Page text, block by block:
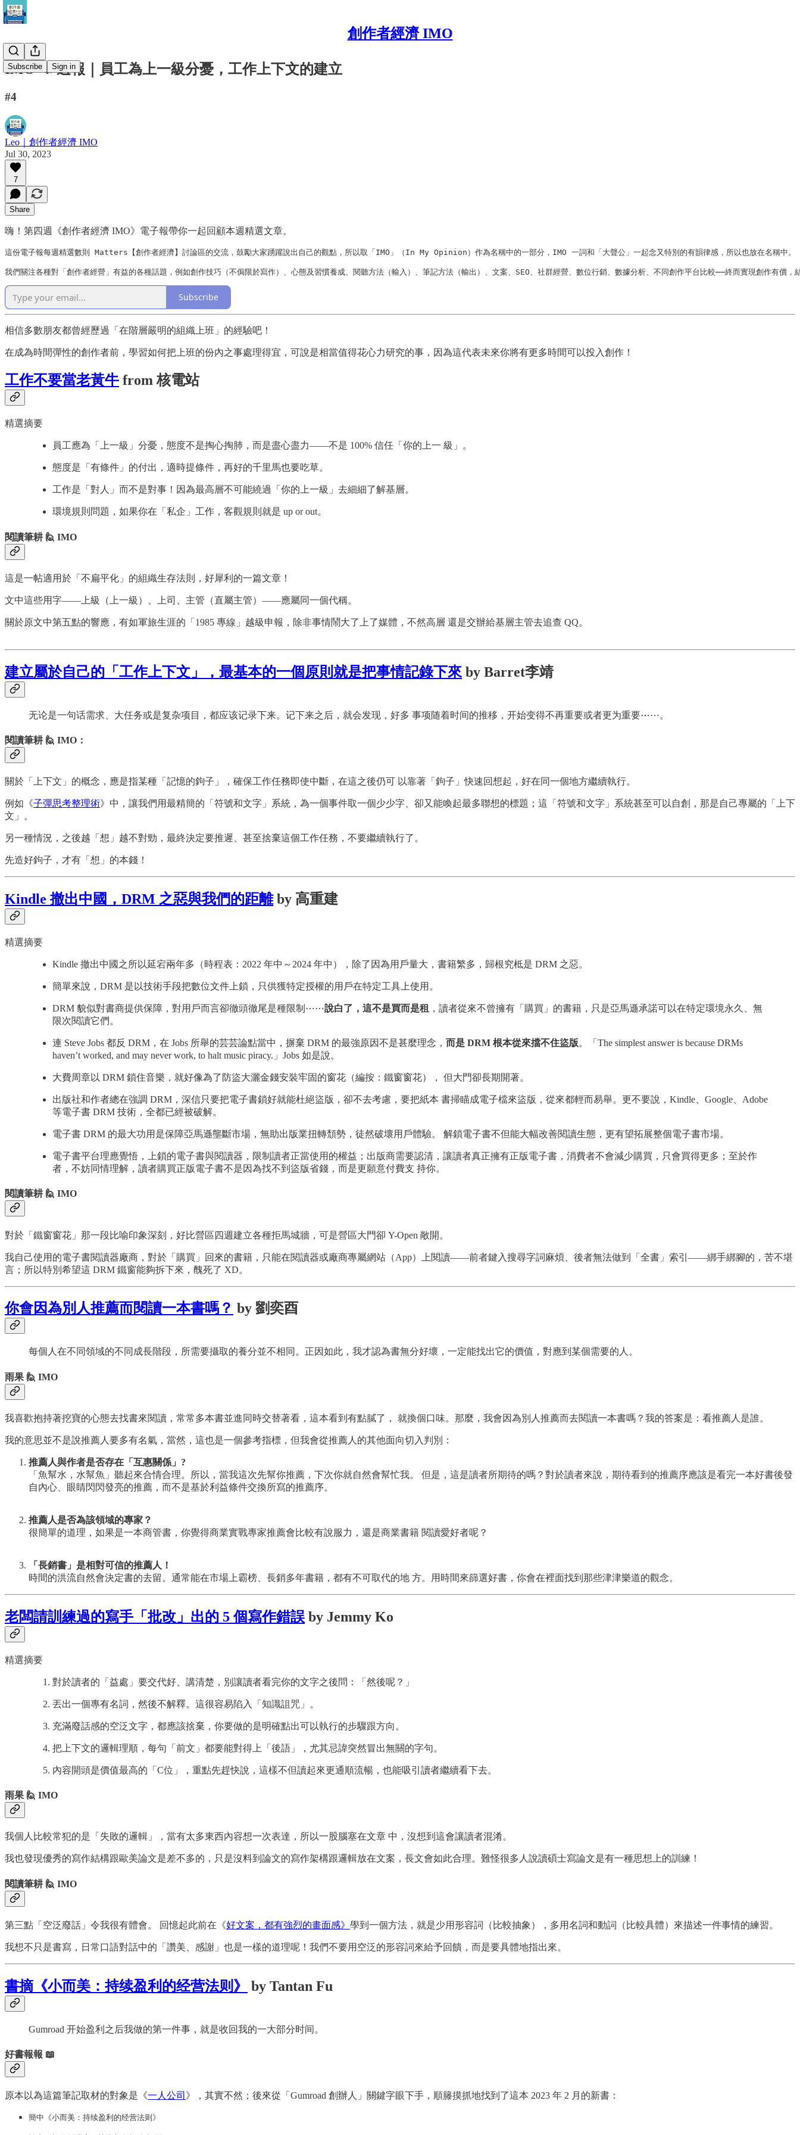
創作者經濟 IMO
Subscribe Sign in
IMO 📣 週報｜員工為上一級分憂，工作上下文的建立
#4
Leo｜創作者經濟 IMO
Jul 30, 2023
7
Share
嗨！第四週《創作者經濟 IMO》電子報帶你一起回顧本週精選文章。
這份電子報每週精選數則 Matters【創作者經濟】討論區的交流，鼓勵大家踴躍說出自己的觀點，所以取「IMO」（In My Opinion）作為名稱中的一部分，IMO 一詞和「大聲公」一起念又特別的有韻律感，所以也放在名稱中。
我們關注各種對「創作者經營」有益的各種話題，例如創作技巧（不侷限於寫作）、心態及習慣養成、閱聽方法（輸入）、筆記方法（輸出）、文案、SEO、社群經營、數位行銷、數據分析、不同創作平台比較⋯⋯終而實現創作有價，
Subscribe
相信多數朋友都曾經歷過「在階層嚴明的組織上班」的經驗吧！
在成為時間彈性的創作者前，學習如何把上班的份內之事處理得宜，可說是相當值得花心力研究的事，因為這代表未來你將有更多時間可以投入創作！
工作不要當老黃牛 from 核電站
精選摘要
員工應為「上一級」分憂，態度不是掏心掏肺，而是盡心盡力——不是 100% 信任「你的上一 級」。
態度是「有條件」的付出，適時提條件，再好的千里馬也要吃草。
工作是「對人」而不是對事！因為最高層不可能繞過「你的上一級」去細細了解基層。
環境規則問題，如果你在「私企」工作，客觀規則就是 up or out。
閱讀筆耕 🙋 IMO
這是一帖適用於「不扁平化」的組織生存法則，好犀利的一篇文章！
文中這些用字——上級（上一級）、上司、主管（直屬主管）——應屬同一個代稱。
關於原文中第五點的響應，有如軍旅生涯的「1985 專線」越級申報，除非事情鬧大了上了媒體，不然高層 還是交辦給基層主管去追查 QQ。
建立屬於自己的「工作上下文」，最基本的一個原則就是把事情記錄下來 by Barret李靖
无论是一句话需求、大任务或是复杂项目，都应该记录下来。记下来之后，就会发现，好多 事项随着时间的推移，开始变得不再重要或者更为重要⋯⋯。
閱讀筆耕 🙋 IMO：
關於「上下文」的概念，應是指某種「記憶的鉤子」，確保工作任務即使中斷，在這之後仍可 以靠著「鉤子」快速回想起，好在同一個地方繼續執行。
例如《子彈思考整理術》中，讓我們用最精簡的「符號和文字」系統，為一個事件取一個少少字、卻又能喚起最多聯想的標題；這「符號和文字」系統甚至可以自創，那是自己專屬的「上下
文」。
另一種情況，之後越「想」越不對勁，最終決定要推遲、甚至捨棄這個工作任務，不要繼續執行了。
先造好鉤子，才有「想」的本錢！
Kindle 撤出中國，DRM 之惡與我們的距離by 高重建
精選摘要
Kindle 撤出中國之所以延宕兩年多（時程表：2022 年中～2024 年中），除了因為用戶量大，書籍繁多，歸根究柢是 DRM 之惡。
簡單來說，DRM 是以技術手段把數位文件上鎖，只供獲特定授權的用戶在特定工具上使用。
DRM 貌似對書商提供保障，對用戶而言卻徹頭徹尾是種限制⋯⋯說白了，這不是買而是租 ，讀者從來不曾擁有「購買」的書籍，只是亞馬遜承諾可以在特定環境永久、無
限次閱讀它們。
連 Steve Jobs 都反 DRM，在 Jobs 所舉的芸芸論點當中，摒棄 DRM 的最強原因不是甚麼理念， 而是 DRM 根本從來擋不住盜版。「The simplest answer is because DRMs
haven’t worked, and may never work, to halt music piracy.」Jobs 如是說。
大費周章以 DRM 鎖住音樂，就好像為了防盜大灑金錢安裝牢固的窗花（編按：鐵窗窗花）， 但大門卻長期開著。
出版社和作者總在強調 DRM，深信只要把電子書鎖好就能杜絕盜版，卻不去考慮，要把紙本 書掃瞄成電子檔來盜版，從來都輕而易舉。更不要說，Kindle、Google、Adobe
等電子書 DRM 技術，全都已經被破解。
電子書 DRM 的最大功用是保障亞馬遜壟斷市場，無助出版業扭轉頹勢，徒然破壞用戶體驗。 解鎖電子書不但能大幅改善閱讀生態，更有望拓展整個電子書市場。
電子書平台理應覺悟，上鎖的電子書與閱讀器，限制讀者正當使用的權益；出版商需要認清，讓讀者真正擁有正版電子書，消費者不會減少購買，只會買得更多；至於作
者，不妨同情理解，讀者購買正版電子書不是因為找不到盜版省錢，而是更願意付費支 持你。
閱讀筆耕 🙋 IMO
對於「鐵窗窗花」那一段比喻印象深刻，好比營區四週建立各種拒馬城牆，可是營區大門卻 Y-Open 敞開。
我自己使用的電子書閱讀器廠商，對於「購買」回來的書籍，只能在閱讀器或廠商專屬網站（App）上閱讀——前者鍵入搜尋字詞麻煩、後者無法做到「全書」索引——綁手綁腳的，苦不堪
言；所以特別希望這 DRM 鐵窗能夠拆下來，醜死了 XD。
你會因為別人推薦而閱讀一本書嗎？ by 劉奕酉
每個人在不同領域的不同成長階段，所需要攝取的養分並不相同。正因如此，我才認為書無分好壞，一定能找出它的價值，對應到某個需要的人。
雨果 🙋 IMO
我喜歡抱持著挖寶的心態去找書來閱讀，常常多本書並進同時交替著看，這本看到有點膩了， 就換個口味。那麼，我會因為別人推薦而去閱讀一本書嗎？我的答案是：看推薦人是誰。
我的意思並不是說推薦人要多有名氣，當然，這也是一個參考指標，但我會從推薦人的其他面向切入判別：
推薦人與作者是否存在「互惠關係」?
「魚幫水，水幫魚」聽起來合情合理。所以，當我這次先幫你推薦，下次你就自然會幫忙我。 但是，這是讀者所期待的嗎？對於讀者來說，期待看到的推薦序應該是看完一本好書後發
自內心、眼睛閃閃發亮的推薦，而不是基於利益條件交換所寫的推薦序。
推薦人是否為該領域的專家？
很簡單的道理，如果是一本商管書，你覺得商業實戰專家推薦會比較有說服力，還是商業書籍 閱讀愛好者呢？
「長銷書」是相對可信的推薦人！
時間的洪流自然會決定書的去留。通常能在市場上霸榜、長銷多年書籍，都有不可取代的地 方。用時間來篩選好書，你會在裡面找到那些津津樂道的觀念。
老闆請訓練過的寫手「批改」出的 5 個寫作錯誤 by Jemmy Ko
精選摘要
對於讀者的「益處」要交代好、講清楚，別讓讀者看完你的文字之後問：「然後呢？」
丟出一個專有名詞，然後不解釋。這很容易陷入「知識詛咒」。
充滿廢話感的空泛文字，都應該捨棄，你要做的是明確點出可以執行的步驟跟方向。
把上下文的邏輯理順，每句「前文」都要能對得上「後語」，尤其忌諱突然冒出無關的字句。
內容開頭是價值最高的「C位」，重點先趕快說，這樣不但讀起來更通順流暢，也能吸引讀者繼續看下去。
雨果 🙋 IMO
我個人比較常犯的是「失敗的邏輯」，當有太多東西內容想一次表達，所以一股腦塞在文章 中，沒想到這會讓讀者混淆。
我也發現優秀的寫作結構跟歐美論文是差不多的，只是沒料到論文的寫作架構跟邏輯放在文案，長文會如此合理。難怪很多人說讀碩士寫論文是有一種思想上的訓練！
閱讀筆耕 🙋 IMO
第三點「空泛廢話」令我很有體會。 回憶起此前在《好文案，都有強烈的畫面感》 學到一個方法，就是少用形容詞（比較抽象），多用名詞和動詞（比較具體）來描述一件事情的練習。
我想不只是書寫，日常口語對話中的「讚美、感謝」也是一樣的道理呢！我們不要用空泛的形容詞來給予回饋，而是要具體地指出來。
書摘《小而美：持续盈利的经营法则》 by Tantan Fu
Gumroad 开始盈利之后我做的第一件事，就是收回我的一大部分时间。
好書報報 📖
原本以為這篇筆記取材的對象是《一人公司 》，其實不然；後來從「Gumroad 創辦人」關鍵字眼下手，順籐摸抓地找到了這本 2023 年 2 月的新書：
簡中《小而美：持续盈利的经营法则》